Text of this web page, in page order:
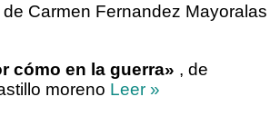
de Carmen Fernandez Mayoralas
cómo en la guerra» , de
moreno Leer »